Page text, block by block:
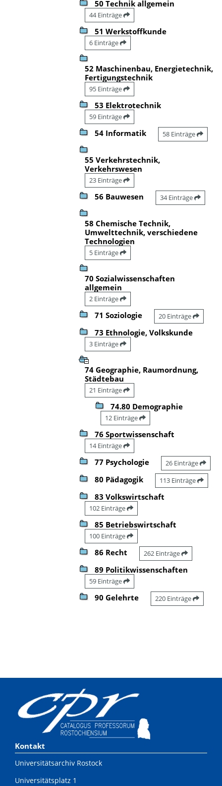
50 Technik allgemein
44 Einträge
51 Werkstoffkunde
6 Einträge
52 Maschinenbau, Energietechnik,
Fertigungstechnik
95 Einträge
53 Elektrotechnik
59 Einträge
54 Informatik 58 Einträge
55 Verkehrstechnik,
Verkehrswesen
23 Einträge
56 Bauwesen 34 Einträge
58 Chemische Technik,
Umwelttechnik, verschiedene
Technologien
5 Einträge
70 Sozialwissenschaften
allgemein
2 Einträge
71 Soziologie 20 Einträge
73 Ethnologie, Volkskunde
3 Einträge
74 Geographie, Raumordnung,
Städtebau
21 Einträge
74.80 Demographie
12 Einträge
76 Sportwissenschaft
14 Einträge
77 Psychologie 26 Einträge
80 Pädagogik 113 Einträge
83 Volkswirtschaft
102 Einträge
85 Betriebswirtschaft
100 Einträge
86 Recht 262 Einträge
89 Politikwissenschaften
59 Einträge
90 Gelehrte 220 Einträge
Kontakt
Universitätsarchiv Rostock
Universitätsplatz 1